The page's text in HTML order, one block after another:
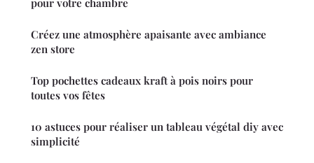
Créez une atmosphère apaisante avec ambiance
zen store
Top pochettes cadeaux kraft à pois noirs pour
toutes vos fêtes
10 astuces pour réaliser un tableau végétal diy avec
simplicité